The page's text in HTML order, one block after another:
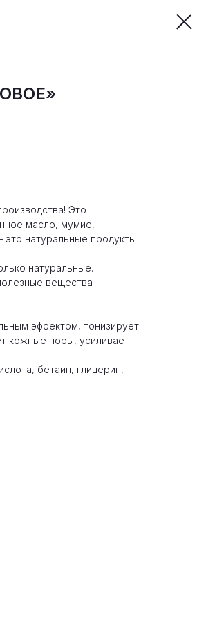
Это
масло, мумие,
это натуральные продукты
натуральные.
вещества
эффектом, тонизирует
кожные поры, усиливает
бетаин, глицерин,